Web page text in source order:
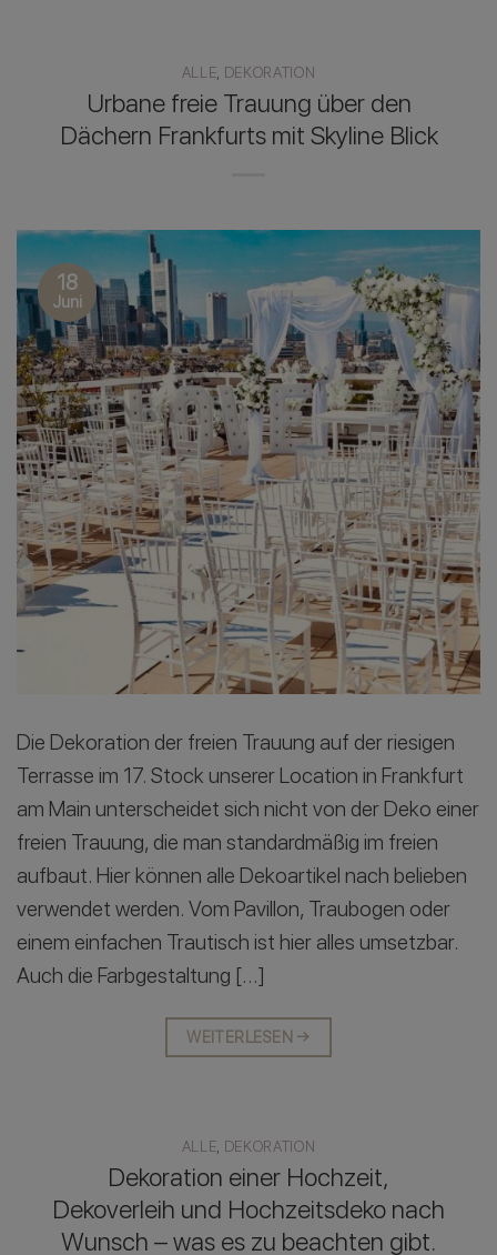
ALLE, DEKORATION
Urbane freie Trauung über den
Dächern Frankfurts mit Skyline Blick
18
Juni
Die Dekoration der freien Trauung auf der riesigen
Terrasse im 17. Stock unserer Location in Frankfurt
am Main unterscheidet sich nicht von der Deko einer
freien Trauung, die man standardmäßig im freien
aufbaut. Hier können alle Dekoartikel nach belieben
verwendet werden. Vom Pavillon, Traubogen oder
einem einfachen Trautisch ist hier alles umsetzbar.
Auch die Farbgestaltung […]
WEITERLESEN →
ALLE DEKORATION
Dekoration einer Hochzeit,
Dekoverleih und Hochzeitsdeko nach
Wunsch – was es zu beachten gibt.